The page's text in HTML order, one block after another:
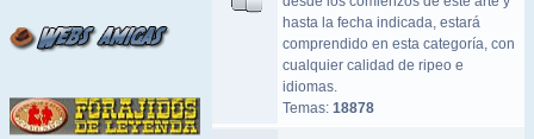
hasta la fecha indicada, estará
comprendido en esta categoría, con
cualquier calidad de ripeo e
idiomas.
Temas: 18878